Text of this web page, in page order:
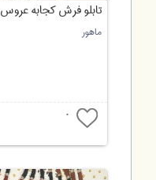
تابلو فرش کجابه عروس
ماهور
0